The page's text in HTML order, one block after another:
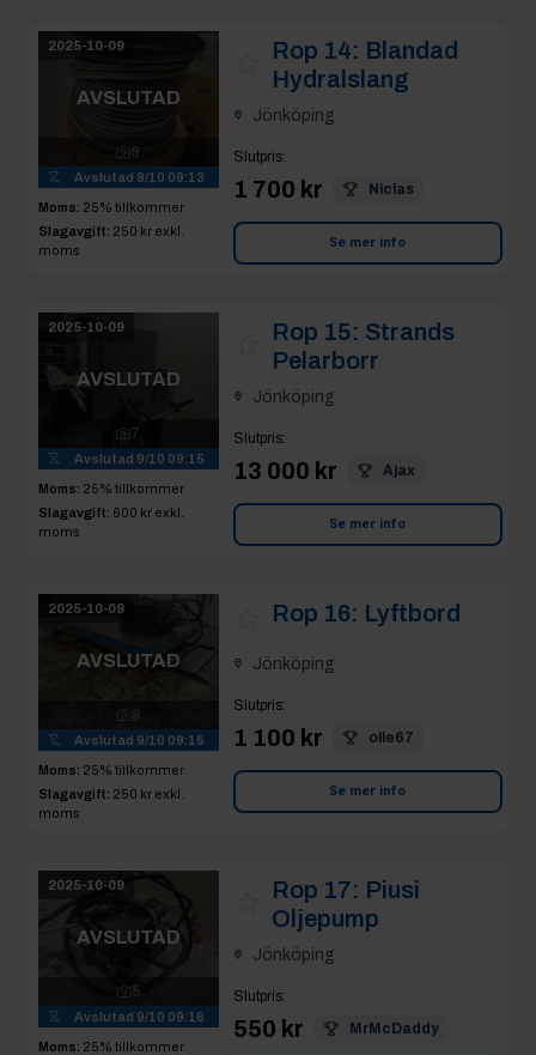
2025-10-09
AVSLUTAD
9
Avslutad 9/10 09:13
Moms: 25% tillkommer
Slagavgift: 250 kr exkl.
moms
Rop 14: Blandad
Hydralslang
Jönköping
Slutpris:
1 700 kr Niclas
Se mer info
2025-10-09
AVSLUTAD
7
Avslutad 9/10 09:15
Moms: 25% tillkommer
Slagavgift: 600 kr exkl.
moms
Rop 15: Strands
Pelarborr
Jönköping
Slutpris:
13 000 kr Ajax
Se mer info
2025-10-09
AVSLUTAD
8
Avslutad 9/10 09:15
Moms: 25% tillkommer
Slagavgift: 250 kr exkl.
moms
Rop 16: Lyftbord
Jönköping
Slutpris:
1 100 kr olle67
Se mer info
2025-10-09
AVSLUTAD
5
Avslutad 9/10 09:16
Moms: 25% tillkommer
Rop 17: Piusi
Oljepump
Jönköping
Slutpris:
550 kr MrMcDaddy